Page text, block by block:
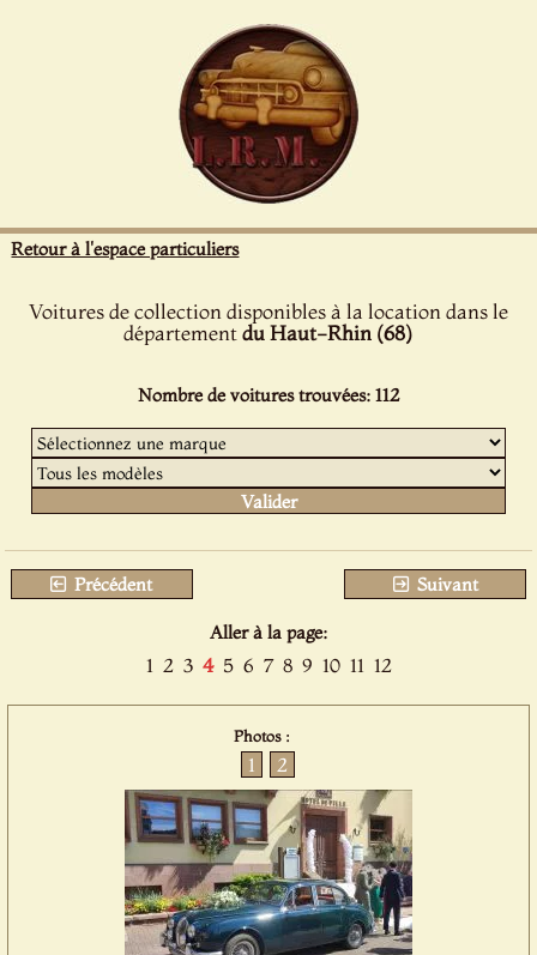
Retour à l'espace particuliers
Voitures de collection disponibles à la location dans le
départementdu Haut-Rhin (68)
Nombre de voitures trouvées: 112
Précédent Suivant
Aller à la page:
1 2 3 4 5 6 7 8 9 10 11 12
Photos :
1 2